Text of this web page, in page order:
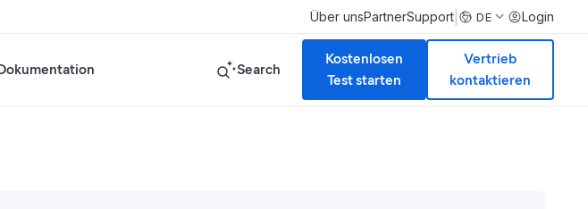
Über unsPartnerSupport DE Login
Search
Kostenlosen
Test starten
Vertrieb
kontaktieren